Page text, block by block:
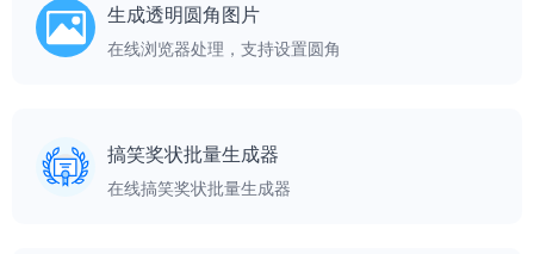
生成透明圆角图片
在线浏览器处理，支持设置圆角
搞笑奖状批量生成器
在线搞笑奖状批量生成器